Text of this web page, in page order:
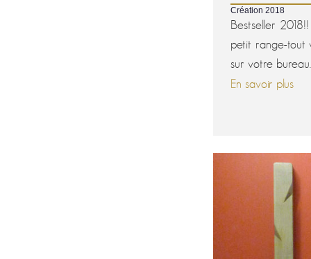
Création 2018
Bestseller
petit range-tout
sur votre bureau.
En savoir plus